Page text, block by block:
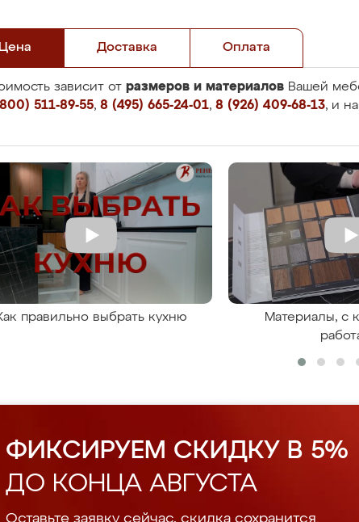
Цена Доставка Оплата
зависит от размеров и материалов Вашей
511-89-55, 8 (495) 665-24-01, 8 (926) 409-68-13, и
правильно выбрать кухню
Материалы, с
ФИКСИРУЕМ СКИДКУ В 5%
ДО КОНЦА АВГУСТА
Оставьте заявку сейчас, скидка сохранится.